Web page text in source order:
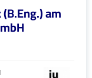
am